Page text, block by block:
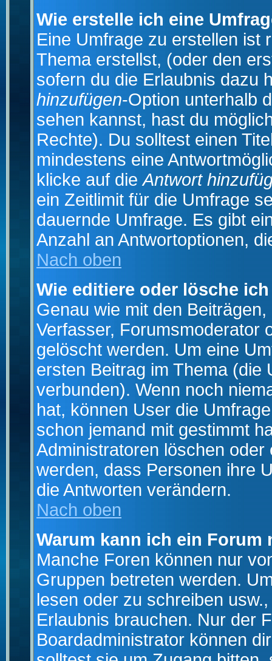
Wie erstelle ich eine
Eine Umfrage zu erstellen ist
Thema erstellst, (oder den
sofern du die Erlaubnis dazu
hinzufügen-Option unterhalb
sehen kannst, hast du
Rechte). Du solltest einen
mindestens eine
klicke auf dieAntwort
ein Zeitlimit für die Umfrage
dauernde Umfrage. Es gibt
Anzahl an Antwortoptionen,
Nach oben
Wie editiere oder lösche
Genau wie mit den
Verfasser, Forumsmoderator
gelöscht werden. Um eine
ersten Beitrag im Thema (die
verbunden). Wenn noch
hat, können User die
schon jemand mit gestimmt
Administratoren löschen
werden, dass Personen ihre
die Antworten verändern.
Nach oben
Warum kann ich ein Forum
Manche Foren können nur
Gruppen betreten werden.
lesen oder zu schreiben
Erlaubnis brauchen. Nur der
Boardadministrator können